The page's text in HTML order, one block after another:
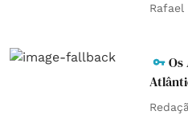
Rafael
Os